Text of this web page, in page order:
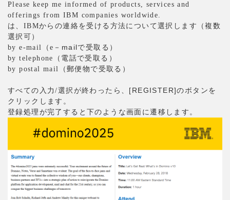
Please keep me informed of products, services and
offerings from IBM companies worldwide.
は、IBMからの連絡を受ける方法について選択します（複数
選択可）
by e-mail （e －mailで受取る）
by telephone
（電話で受取る）
by postal mail
（郵便物で受取る）
すべての入力/選択が終わったら、[REGISTER]のボタンを
クリックします。
登録処理が完了すると下のような画面に遷移します。